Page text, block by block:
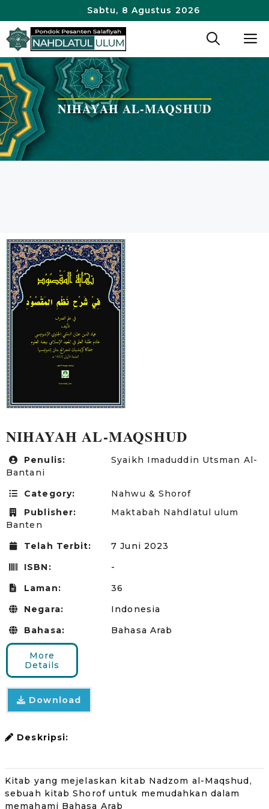
ke
isi
Sabtu, 8 Agustus 2026
NIHAYAH AL-MAQSHUD
NIHAYAH AL-MAQSHUD
Penulis:
Syaikh Imaduddin Utsman Al-
Bantani
Category:
Nahwu & Shorof
Publisher:
Maktabah Nahdlatul ulum
Banten
Telah Terbit:
7 Juni 2023
ISBN:
-
Laman:
36
Negara:
Indonesia
Bahasa:
Bahasa Arab
More
Details
Download
Deskripsi:
Kitab yang mejelaskan kitab Nadzom al-Maqshud,
sebuah kitab Shorof untuk memudahkan dalam
memahami Bahasa Arab